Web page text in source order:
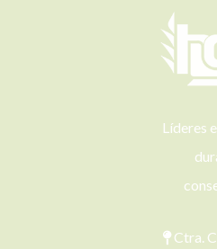
Líderes
Ctra.